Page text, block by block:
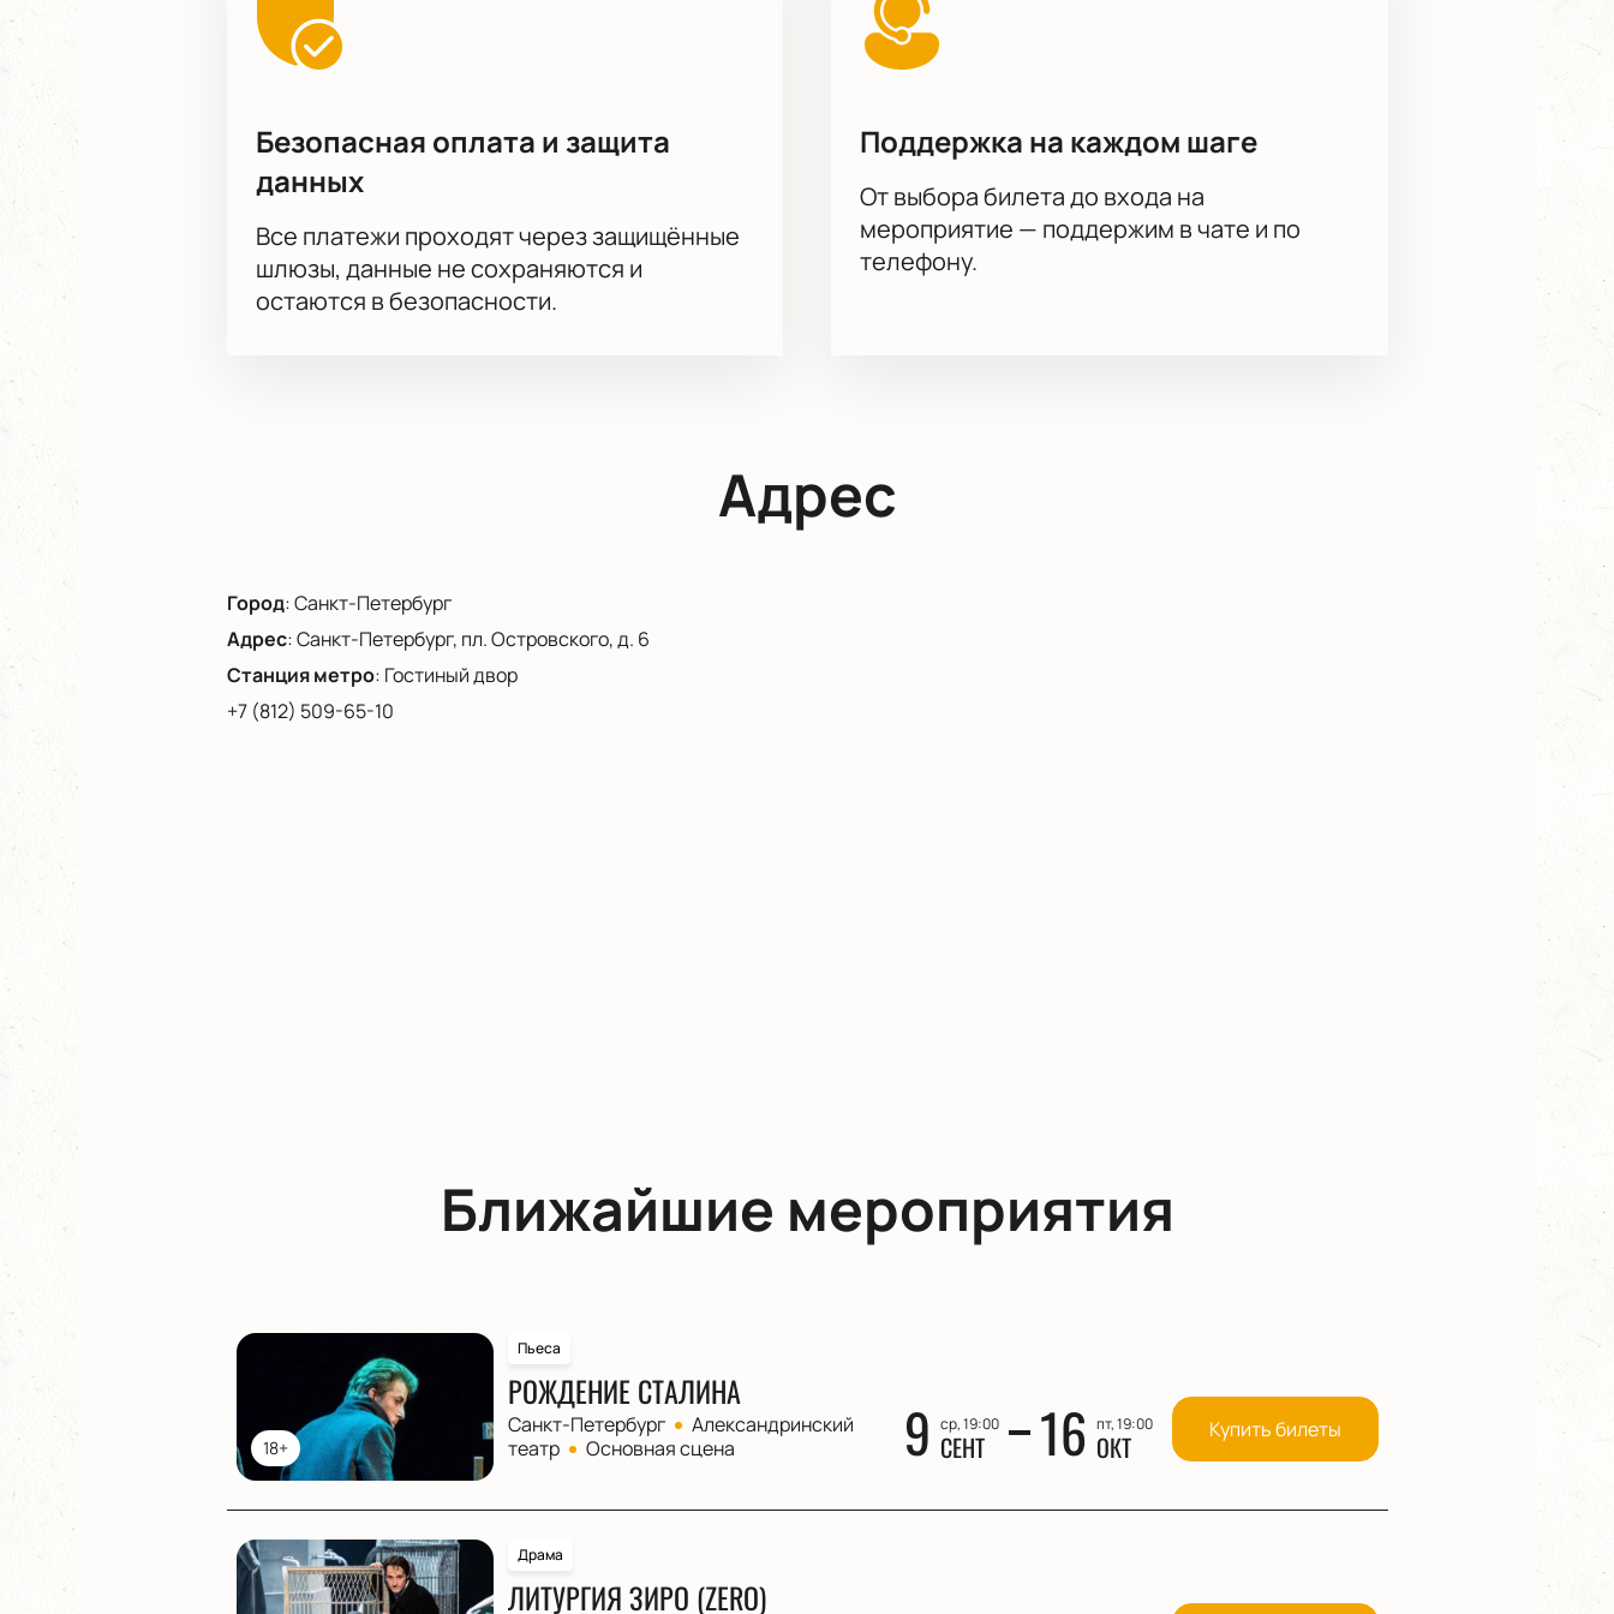
Безопасная оплата и защита
данных
Все платежи проходят через защищённые
шлюзы, данные не сохраняются и
остаются в безопасности.
Поддержка на каждом шаге
От выбора билета до входа на
мероприятие — поддержим в чате и по
телефону.
Адрес
Город:Санкт-Петербург
Адрес:Санкт-Петербург, пл. Островского, д. 6
Станция метро: Гостиный двор
+7 (812) 509-65-10
Ближайшие мероприятия
18+
Пьеса
РОЖДЕНИЕ СТАЛИНА
Санкт-Петербург
Александринский
театр
Основная сцена 9 ср, 19:00
СЕНТ 16 пт, 19:00
ОКТ Купить билеты
Драма
ЛИТУРГИЯ ЗИРО (ZERO)